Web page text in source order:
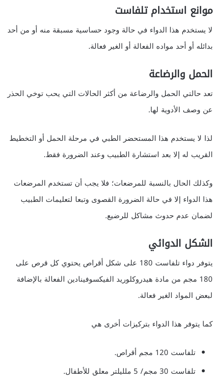
موانع استخدام تلفاست
لا يستخدم هذا الدواء في حالة وجود حساسية مسبقة منه أو من أحد
بدائله أو أحد مواده الفعالة أو الغير فعالة.
الحمل والرضاعة
تعد حالتي الحمل والرضاعة من أكثر الحالات التي يحب توخي الحذر
عن وصف الأدوية لها.
لذا لا يستخدم هذا المستحضر الطبي في مرحلة الحمل أو التخطيط
القريب له إلا بعد استشارة الطبيب وعند الضرورة فقط.
وكذلك الحال بالنسبة للمرضعات؛ فلا يجب أن تستخدم المرضعات
هذا الدواء إلا في حالة الضرورة القصوى وتبعا لتعليمات الطبيب
لضمان عدم حدوث مشاكل للرضيع.
الشكل الدوائي
يتوفر دواء تلفاست 180 على شكل أقراص يحتوي كل قرص على
180 مجم من مادة هيدروكلوريد الفيكسوفينادين الفعالة بالإضافة
لبعض المواد الغير فعالة.
كما يتوفر هذا الدواء بتركيزات أخرى هي
تلفاست 120 مجم أقراص.
تلفاست 30 مجم/ 5 ملليلتر معلق للأطفال.